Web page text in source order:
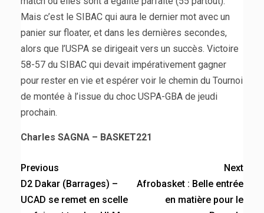
Mais c’est le SIBAC qui aura le dernier mot avec un
panier sur floater, et dans les dernières secondes,
alors que l’USPA se dirigeait vers un succès. Victoire
58-57 du SIBAC qui devait impérativement gagner
pour rester en vie et espérer voir le chemin du Tournoi
de montée à l’issue du choc USPA-GBA de jeudi
prochain.
Charles SAGNA – BASKET221
Previous
D2 Dakar (Barrages) –
UCAD se remet en scelle
Next
Afrobasket : Belle entrée
en matière pour le